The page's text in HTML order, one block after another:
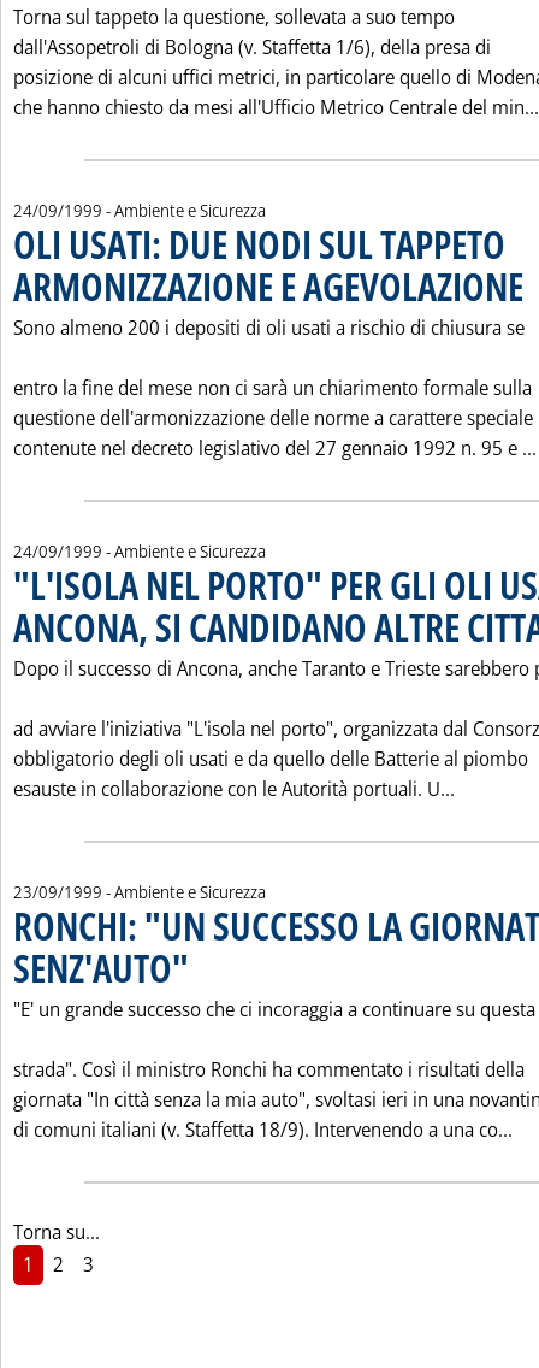
Torna sul tappeto la questione, sollevata a suo tempo
dall'Assopetroli di Bologna (v. Staffetta 1/6), della presa di
posizione di alcuni uffici metrici, in particolare quello di
che hanno chiesto da mesi all'Ufficio Metrico Centrale del min...
24/09/1999 - Ambiente e Sicurezza
OLI USATI: DUE NODI SUL TAPPETO
ARMONIZZAZIONE E AGEVOLAZIONE
Sono almeno 200 i depositi di oli usati a rischio di chiusura se
entro la fine del mese non ci sarà un chiarimento formale sulla
questione dell'armonizzazione delle norme a carattere speciale
contenute nel decreto legislativo del 27 gennaio 1992 n. 95 e ...
24/09/1999 - Ambiente e Sicurezza
"L'ISOLA NEL PORTO" PER GLI OLI
ANCONA, SI CANDIDANO ALTRE
Dopo il successo di Ancona, anche Taranto e Trieste sarebbero
ad avviare l'iniziativa "L'isola nel porto", organizzata dal
obbligatorio degli oli usati e da quello delle Batterie al piombo
esauste in collaborazione con le Autorità portuali. U...
23/09/1999 - Ambiente e Sicurezza
RONCHI: "UN SUCCESSO LA
SENZ'AUTO"
"E' un grande successo che ci incoraggia a continuare su questa
strada". Così il ministro Ronchi ha commentato i risultati della
giornata "In città senza la mia auto", svoltasi ieri in una
di comuni italiani (v. Staffetta 18/9). Intervenendo a una co...
Torna su...
1
2 3